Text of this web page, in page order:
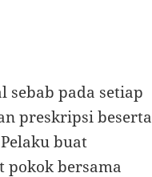
sebab pada setiap
preskripsi beserta
buat
pokok bersama